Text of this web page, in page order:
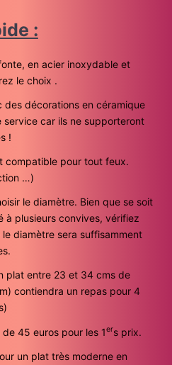
:
en acier inoxydable et
le choix .
des décorations en céramique
car ils ne supporteront
!
compatible pour tout feux.
…)
le diamètre. Bien que se soit
à plusieurs convives, vérifiez
diamètre sera suffisamment
plat entre 23 et 34 cms de
contiendra un repas pour 4
45 euros pour les 1ers prix.
un plat très moderne en